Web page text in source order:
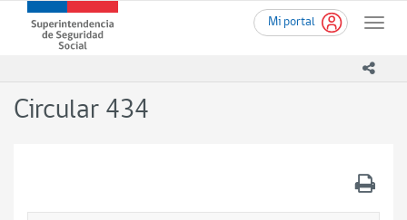
contenido
Mi portal
Toggle
Superintendencia
de
-
Circular 434